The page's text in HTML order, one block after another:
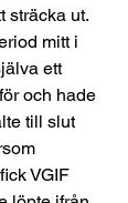
sträcka ut.
mitt i
ett
och hade
till slut
VGIF